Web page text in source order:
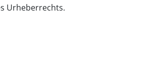
Urheberrechts.